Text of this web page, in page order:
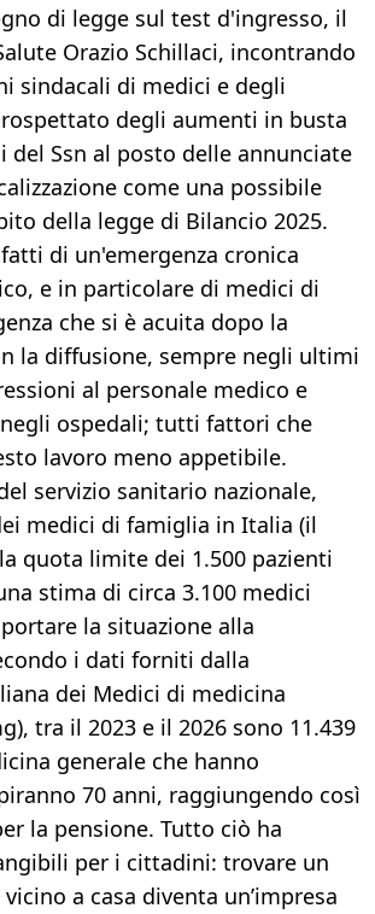
di legge sul test d'ingresso, il
Orazio Schillaci, incontrando
sindacali di medici e degli
degli aumenti in busta
del Ssn al posto delle annunciate
come una possibile
della legge di Bilancio 2025.
di un'emergenza cronica
e in particolare di medici di
che si è acuita dopo la
la diffusione, sempre negli ultimi
al personale medico e
ospedali; tutti fattori che
lavoro meno appetibile.
servizio sanitario nazionale,
medici di famiglia in Italia (il
quota limite dei 1.500 pazienti
stima di circa 3.100 medici
la situazione alla
i dati forniti dalla
dei Medici di medicina
tra il 2023 e il 2026 sono 11.439
generale che hanno
70 anni, raggiungendo così
la pensione. Tutto ciò ha
per i cittadini: trovare un
a casa diventa un’impresa